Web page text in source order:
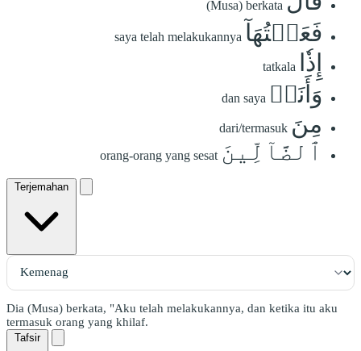
(Musa) berkata
فَعَلۡتُهَآ saya telah melakukannya
إِذٗا tatkala
وَأَنَا۠ dan saya
مِنَ dari/termasuk
ٱلضَّآلِّينَ orang-orang yang sesat
Terjemahan
Dia (Musa) berkata, "Aku telah melakukannya, dan ketika itu aku
termasuk orang yang khilaf.
Tafsir